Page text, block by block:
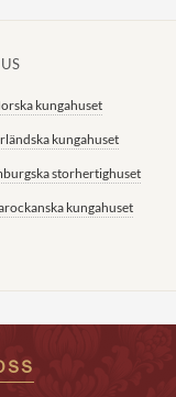
kungahuset
kungahuset
storhertighuset
kungahuset